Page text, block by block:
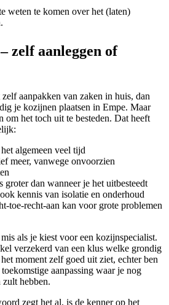
weten te komen over het (laten)
zelf aanleggen of
aanpakken van zaken in huis, dan
je kozijnen plaatsen in Empe. Maar
om het toch uit te besteden. Dat heeft
algemeen veel tijd
meer, vanwege onvoorzien
groter dan wanneer je het uitbesteedt
kennis van isolatie en onderhoud
toe-recht-aan kan voor grote problemen
als je kiest voor een kozijnspecialist.
verzekerd van een klus welke grondig
moment zelf goed uit ziet, echter ben
aanpassing waar je nog
zult hebben.
zegt het al, is de kenner op het